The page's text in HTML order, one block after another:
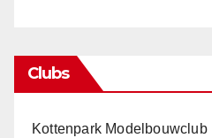
Clubs
Kottenpark Modelbouwclub